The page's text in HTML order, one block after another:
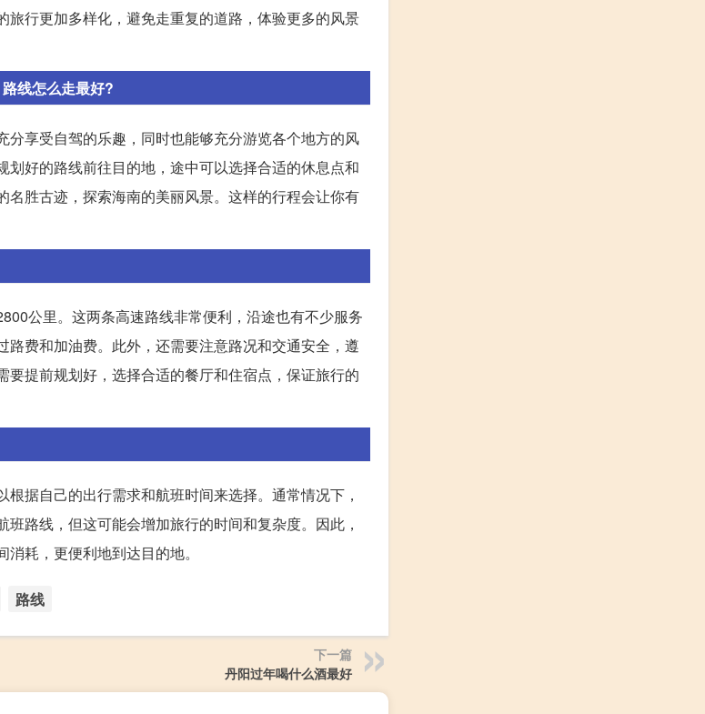
行更加多样化，避免走重复的道路，体验更多的风景
线怎么走最好?
享受自驾的乐趣，同时也能够充分游览各个地方的风
好的路线前往目的地，途中可以选择合适的休息点和
胜古迹，探索海南的美丽风景。这样的行程会让你有
公里。这两条高速路线非常便利，沿途也有不少服务
费和加油费。此外，还需要注意路况和交通安全，遵
提前规划好，选择合适的餐厅和住宿点，保证旅行的
据自己的出行需求和航班时间来选择。通常情况下，
路线，但这可能会增加旅行的时间和复杂度。因此，
耗，更便利地到达目的地。
路线
下一篇
丹阳过年喝什么酒最好